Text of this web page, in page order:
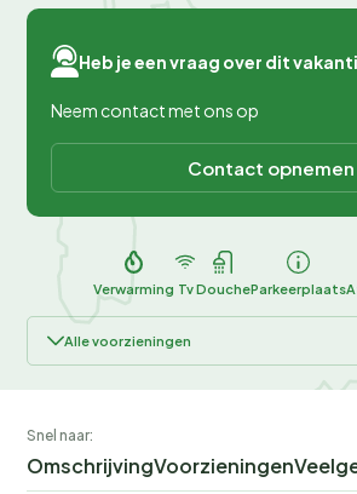
Heb je een vraag over dit
Neem contact met ons op
Contact opnemen
Verwarming TvDoucheParkeerplaats
Alle voorzieningen
Snel naar:
OmschrijvingVoorzieningen